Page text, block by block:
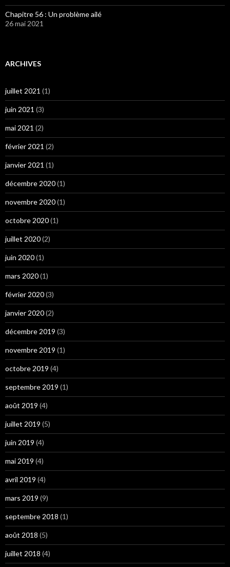
Chapitre 56 : Un problème ailé
26 mai 2021
ARCHIVES
juillet 2021 (1)
juin 2021 (3)
mai 2021 (2)
février 2021 (2)
janvier 2021 (1)
décembre 2020(1)
novembre 2020(1)
octobre 2020(1)
juillet 2020(2)
juin 2020(1)
mars 2020(1)
février 2020(3)
janvier 2020(2)
décembre 2019 (3)
novembre 2019 (1)
octobre 2019 (4)
septembre 2019 (1)
août 2019 (4)
juillet 2019 (5)
juin 2019 (4)
mai 2019 (4)
avril 2019 (4)
mars 2019 (9)
septembre 2018 (1)
août 2018 (5)
juillet 2018 (4)